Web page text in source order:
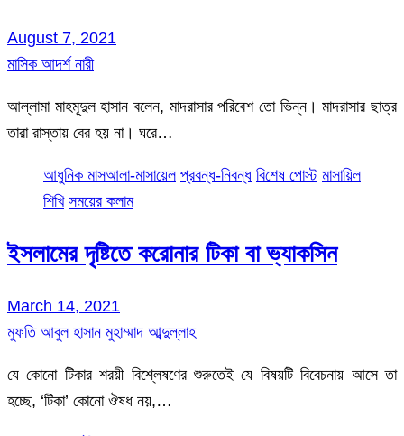
August 7, 2021
মাসিক আদর্শ নারী
আল্লামা মাহমূদুল হাসান বলেন, মাদরাসার পরিবেশ তো ভিন্ন। মাদরাসার ছাত্র
তারা রাস্তায় বের হয় না। ঘরে…
আধুনিক মাসআলা-মাসায়েল প্রবন্ধ-নিবন্ধ বিশেষ পোস্ট মাসায়িল
শিখি সময়ের কলাম
ইসলামের দৃষ্টিতে করোনার টিকা বা ভ্যাকসিন
March 14, 2021
মুফতি আবুল হাসান মুহাম্মাদ আব্দুল্লাহ
যে কোনো টিকার শরয়ী বিশ্লেষণের শুরুতেই যে বিষয়টি বিবেচনায় আসে তা
হচ্ছে, ‘টিকা’ কোনো ঔষধ নয়,…